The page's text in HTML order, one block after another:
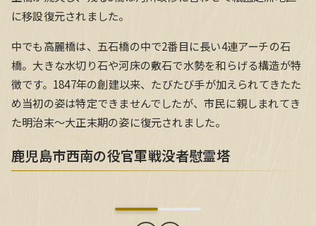
に移設復元されました。
中でも高麗橋は、五石橋の中で2番目に長い4連アーチの石
橋。大きな水切り石や河床の敷石で水勢を和らげる構造が特
徴です。1847年の創建以来、たびたび手が加えられてきたた
め当初の姿は特定できませんでしたが、市民に親しまれてき
た明治末〜大正末期の姿に復元されました。
鹿児島市西南の役官軍戦没者慰霊塔
鹿児島市西南の役官軍戦没者慰霊塔